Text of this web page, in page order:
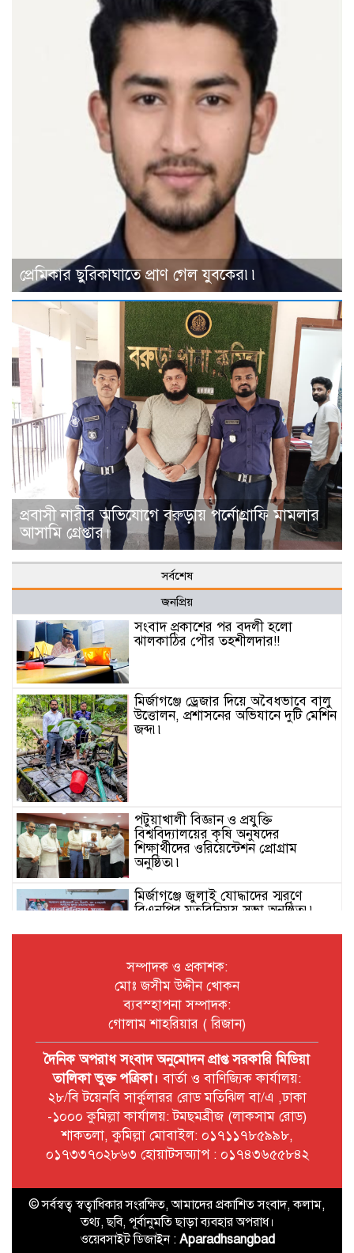
প্রেমিকার ছুরিকাঘাতে প্রাণ গেল যুবকের৷৷
প্রবাসী নারীর অভিযোগে বরুড়ায় পর্নোগ্রাফি মামলার
আসামি গ্রেপ্তার।
সর্বশেষ
জনপ্রিয়
সংবাদ প্রকাশের পর বদলী হলো
ঝালকাঠির পৌর তহশীলদার!!
মির্জাগঞ্জে ড্রেজার দিয়ে অবৈধভাবে বালু
উত্তোলন, প্রশাসনের অভিযানে দুটি মেশিন
জব্দ৷৷
পটুয়াখালী বিজ্ঞান ও প্রযুক্তি
বিশ্ববিদ্যালয়ের কৃষি অনুষদের
শিক্ষার্থীদের ওরিয়েন্টেশন প্রোগ্রাম
অনুষ্ঠিত৷৷
মির্জাগঞ্জে জুলাই যোদ্ধাদের স্মরণে
বিএনপির মতবিনিময় সভা অনুষ্ঠিত৷৷
জেলা পরিষদ প্রশাসক সিরাজুল ইসলাম
সিরাজকে সাংবাদিক ইউনিয়ন
ব্রাহ্মণবাড়িয়ার ফুলেল শুভেচ্ছা ও
মতবিনিময়৷৷
জুলাই গণঅভ্যুত্থান উপলক্ষে বিজয়নগরে
সংবর্ধনা ও আলোচনা সভা অনুষ্ঠিত৷৷
জুলাই গণঅভ্যুত্থান দিবস উপলক্ষে
পটুয়াখালীতে ইসলামী আন্দোলন এর
উদ্যোগে গণমিছিল৷৷
৫ আগস্ট জুলাই গণঅভ্যুত্থান দিবস
উপলক্ষে ব্রাহ্মণবাড়িয়ায় পুষ্পস্তবক অর্পণ,
সংবর্ধনা ও আলোচনা সভা৷৷
সম্পাদক ও প্রকাশক:
মোঃ জসীম উদ্দীন খোকন
ব্যবস্হাপনা সম্পাদক:
গোলাম শাহরিয়ার ( রিজান)
দৈনিক অপরাধ সংবাদ অনুমোদন প্রাপ্ত সরকারি মিডিয়া
তালিকা ভুক্ত পত্রিকা। বার্তা ও বাণিজ্যিক কার্যালয়:
২৮/বি টয়েনবি সার্কুলারর রোড মতিঝিল বা/এ ,ঢাকা
-১০০০ কুমিল্লা কার্যালয়: টমছমব্রীজ (লাকসাম রোড)
শাকতলা, কুমিল্লা মোবাইল: ০১৭১১৭৮৫৯৯৮,
০১৭৩৩৭০২৮৬৩ হোয়াটসঅ্যাপ : ০১৭৪৩৬৫৫৮৪২
© সর্বস্বত্ব স্বত্বাধিকার সংরক্ষিত, আমাদের প্রকাশিত সংবাদ, কলাম,
তথ্য, ছবি, পূর্বানুমতি ছাড়া ব্যবহার অপরাধ।
ওয়েবসাইট ডিজাইন : Aparadhsangbad